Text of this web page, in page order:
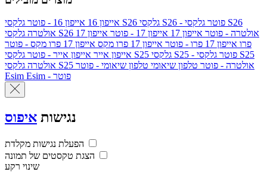
אייפון 16 אייפון 16 - פוטר גלקסי S26 גלקסי S26 - פוטר גלקסי S26
אולטרה
גלקסי S26 אולטרה - פוטר אייפון 17 אייפון 17 - פוטר
אייפון 17
פרו אייפון 17 פרו - פוטר אייפון 17 פרו מקס
אייפון 17 פרו מקס - פוטר
אייפון אייר אייפון אייר - פוטר גלקסי S25 גלקסי S25 - פוטר גלקסי S25
אולטרה
גלקסי S25 אולטרה - פוטר טלפון שיאומי טלפון שיאומי - פוטר
Esim
Esim - פוטר
נגישות איפוס
הפעלת נגישות מקלדת
הצגת טקסטים של תמונה
שינוי רקע